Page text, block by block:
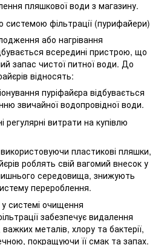
пляшкової води з магазину.
або нагрівання
всередині пристрою, що
запас чистої питної води. До
відносять:
пуріфайєра відбувається
звичайної водопровідної води.
регулярні витрати на купівлю
пластикові пляшки,
роблять свій вагомий внесок у
середовища, знижують
перероблення.
системі очищення
забезпечує видалення
металів, хлору та бактерії,
покращуючи її смак та запах.